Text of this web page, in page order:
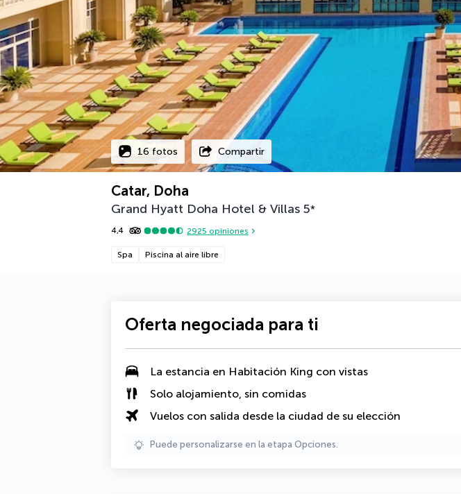
16 fotos Compartir
Catar, Doha
Grand Hyatt Doha Hotel & Villas 5*
4,4 2925 opiniones
Spa Piscina al aire libre
Oferta negociada para ti
La estancia en Habitación King con vistas
Solo alojamiento, sin comidas
Vuelos con salida desde la ciudad de su elección
Puede personalizarse en la etapa Opciones.